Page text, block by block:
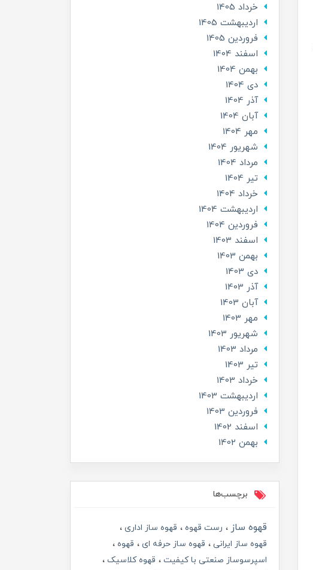
خرداد 1405
ارديبهشت 1405
فروردین 1405
اسفند 1404
بهمن 1404
دی 1404
آذر 1404
آبان 1404
مهر 1404
شهریور 1404
مرداد 1404
تير 1404
خرداد 1404
ارديبهشت 1404
فروردین 1404
اسفند 1403
بهمن 1403
دی 1403
آذر 1403
آبان 1403
مهر 1403
شهریور 1403
مرداد 1403
تير 1403
خرداد 1403
ارديبهشت 1403
فروردین 1403
اسفند 1402
بهمن 1402
برچسب‌ها
قهوه ساز رست قهوه
قهوه ساز اداری
قهوه ساز ایرانی
قهوه ساز حرفه ای
قهوه
اسپرسوساز صنعتی با کیفیت
قهوه کلاسیک